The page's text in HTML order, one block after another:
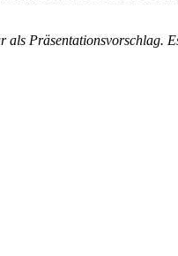
Präsentationsvorschlag.